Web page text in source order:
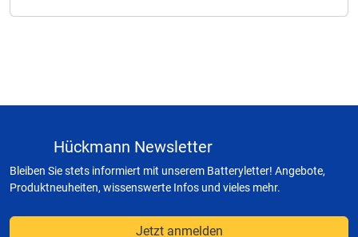
Hückmann Newsletter
Bleiben Sie stets informiert mit unserem Batteryletter! Angebote,
Produktneuheiten, wissenswerte Infos und vieles mehr.
Jetzt anmelden